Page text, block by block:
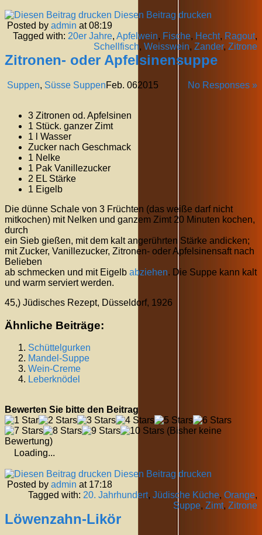
Diesen Beitrag drucken
Posted by admin at 08:19
Tagged with: 20er Jahre, Apfelwein, Fische, Hecht, Ragout,
Schellfisch, Weisswein, Zander, Zitrone
Zitronen- oder Apfelsinensuppe
Suppen, Süsse Suppen No Responses »
Feb. 062015
3 Zitronen od. Apfelsinen
1 Stück. ganzer Zimt
1 l Wasser
Zucker nach Geschmack
1 Nelke
1 Pak Vanillezucker
2 EL Stärke
1 Eigelb
Die dünne Schale von 3 Früchten (das weiße darf nicht
mitkochen) mit Nelken und ganzem Zimt 20 Minuten kochen,
durch
ein Sieb gießen, mit dem kalt angerührten Stärke andicken;
mit Zucker, Vanillezucker, Zitronen- oder Apfelsinensaft nach
Belieben
ab schmecken und mit Eigelb abziehen. Die Suppe kann kalt
und warm serviert werden.
45,) Jüdisches Rezept, Düsseldorf, 1926
Ähnliche Beiträge:
Schüttelgurken
Mandel-Suppe
Wein-Creme
Leberknödel
Bewerten Sie bitte den Beitrag
(Bisher keine
Bewertung)
Loading...
Diesen Beitrag drucken
Posted by admin at 17:18
Tagged with: 20. Jahrhundert, Jüdische Küche, Orange,
Suppe, Zimt, Zitrone
Löwenzahn-Likör